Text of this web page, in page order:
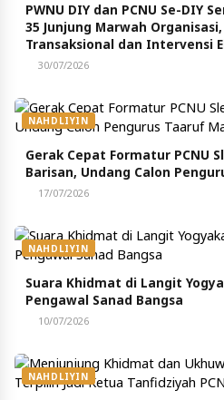
PWNU DIY dan PCNU Se-DIY
35 Junjung Marwah
Transaksional dan Intervensi
30/07/2026
NAHDLIYIN
Gerak Cepat Formatur PCNU
Barisan, Undang Calon
17/07/2026
NAHDLIYIN
Suara Khidmat di Langit
Pengawal Sanad Bangsa
10/07/2026
NAHDLIYIN